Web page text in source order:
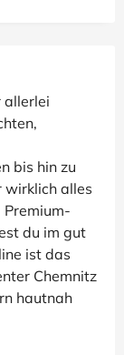
allerlei
bis hin zu
wirklich alles
Premium-
du im gut
ist das
Chemnitz
hautnah